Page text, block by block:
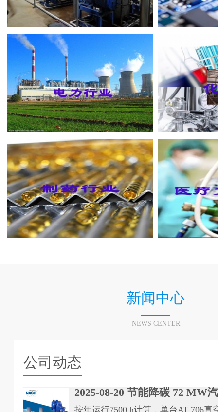
新闻中心
NEWS CENTER
公司动态
2025-08-20 节能降碳 72 MW
按年运行7500 h计算，单台AT 706真